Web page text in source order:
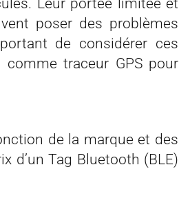
Leur portée limitée et
poser des problèmes
de considérer ces
traceur GPS pour
de la marque et des
d’un Tag Bluetooth (BLE)